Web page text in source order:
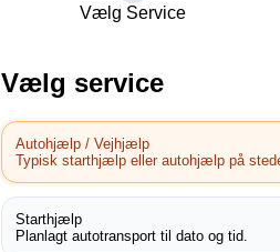
Vælg Service
Vælg service
Autohjælp / Vejhjælp
Typisk starthjælp eller autohjælp på
Starthjælp
Planlagt autotransport til dato og tid.